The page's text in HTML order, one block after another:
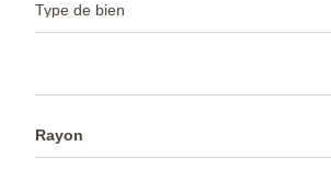
Rayon